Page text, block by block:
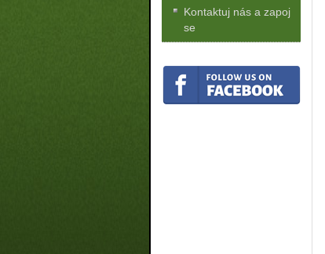
Kontaktuj nás a zapoj
se